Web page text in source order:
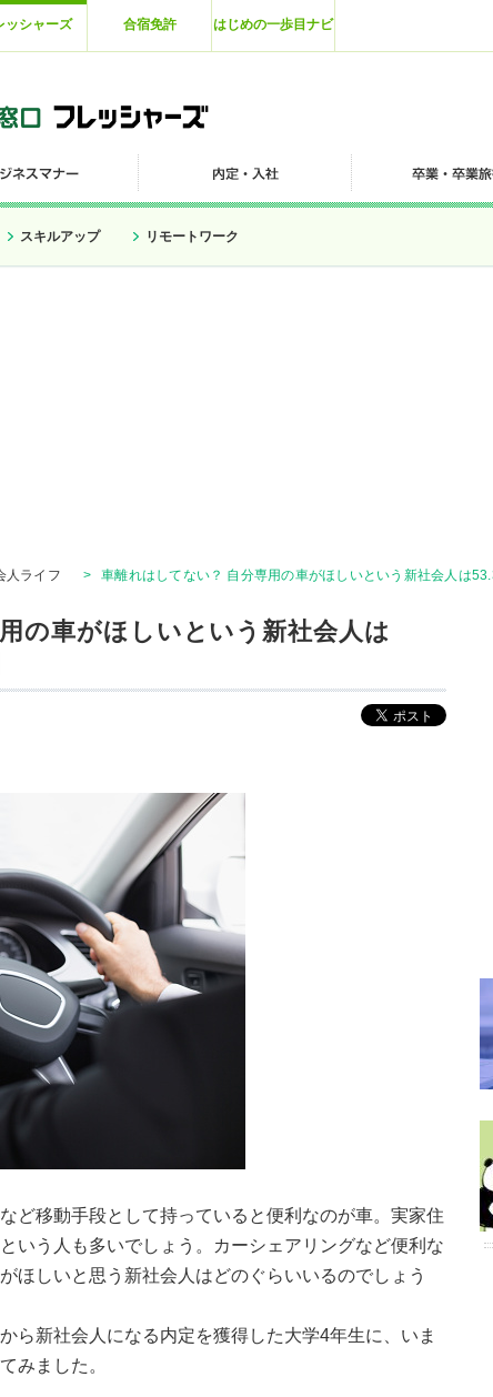
ッシャーズ 合宿免許 はじめの一歩目ナビ
スキルアップ リモートワーク
人ライフ > 車離れはしてない？ 自分専用の車がほしいという新社会人は
の車がほしいという新社会人は
ど移動手段として持っていると便利なのが車。実家住
いう人も多いでしょう。カーシェアリングなど便利な
ほしいと思う新社会人はどのぐらいいるのでしょう
ら新社会人になる内定を獲得した大学4年生に、いま
みました。